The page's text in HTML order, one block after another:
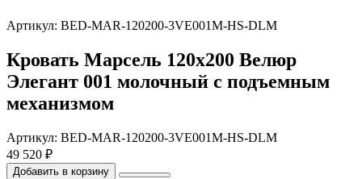
Артикул: BED-MAR-120200-3VE001M-HS-DLM
Кровать Марсель 120х200 Велюр
Элегант 001 молочный с подъемным
механизмом
Артикул: BED-MAR-120200-3VE001M-HS-DLM
49 520 ₽
Добавить в корзину